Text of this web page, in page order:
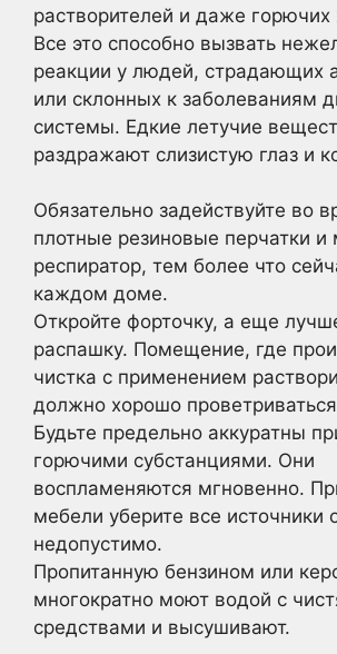
растворителей и даже горючих
Все это способно вызвать
реакции у людей, страдающих
или склонных к заболеваниям
системы. Едкие летучие
раздражают слизистую глаз и
Обязательно задействуйте во
плотные резиновые перчатки и
респиратор, тем более что
каждом доме.
Откройте форточку, а еще
распашку. Помещение, где
чистка с применением
должно хорошо
Будьте предельно аккуратны
горючими субстанциями. Они
воспламеняются мгновенно.
мебели уберите все источники
недопустимо.
Пропитанную бензином или
многократно моют водой с
средствами и высушивают.